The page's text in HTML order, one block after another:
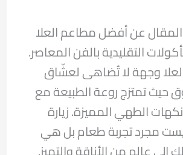
عن أفضل مطاعم العلا
التقليدية بالفن المعاصر.
وجهة لا تُضاهى لعشّاق
حيث تمتزج روعة الطبيعة مع
الطهي المميزة. زيارة
مجرد تجربة طعام بل هي